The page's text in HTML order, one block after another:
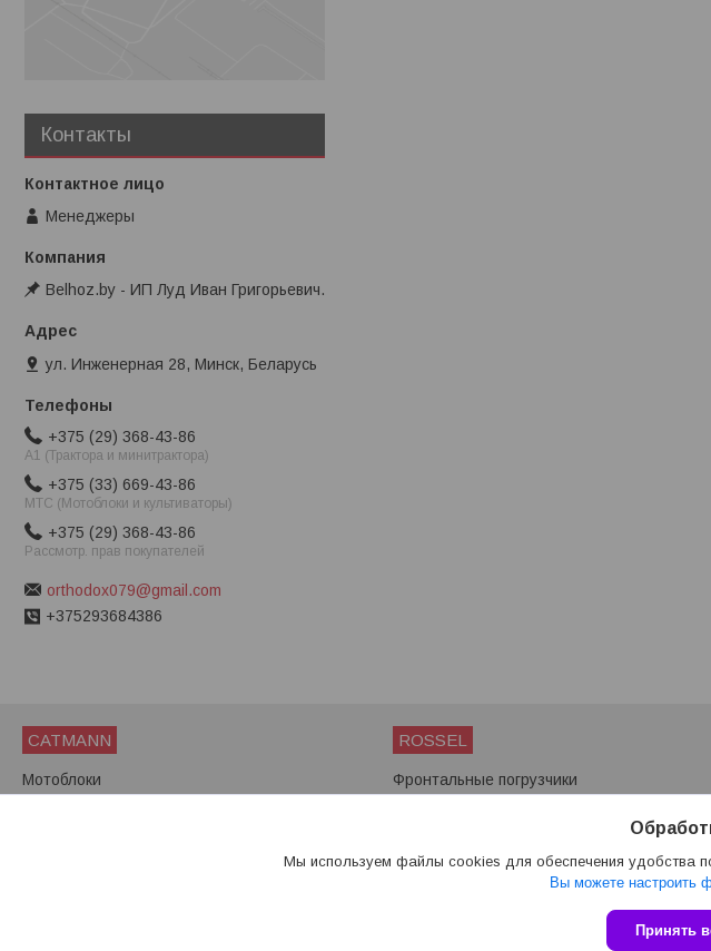
Контакты
Менеджеры
Belhoz.by - ИП Луд Иван Григорьевич.
ул. Инженерная 28, Минск, Беларусь
+375 (29) 368-43-86
A1 (Трактора и минитрактора)
+375 (33) 669-43-86
МТС (Мотоблоки и культиваторы)
+375 (29) 368-43-86
Рассмотр. прав покупателей
orthodox079@gmail.com
+375293684386
CATMANN
Мотоблоки
ROSSEL
Фронтальные погрузчики
Сайт
Мы используем файлы cookies для обеспечения удобства
Вы можете настроить
Принять